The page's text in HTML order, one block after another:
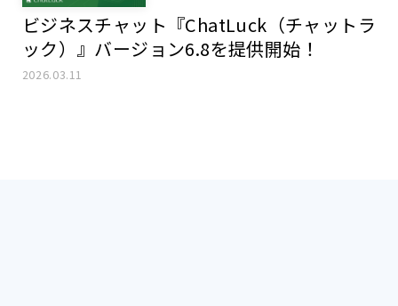
ビジネスチャット『ChatLuck（チャットラ
ック）』バージョン6.8を提供開始！
2026.03.11